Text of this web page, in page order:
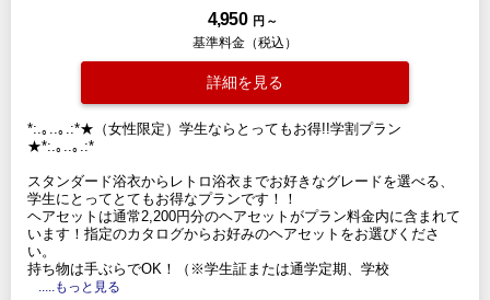
4,950 円 ～
基準料金（税込）
詳細を見る
*:.｡..｡.:*★（女性限定）学生ならとってもお得!!学割プラン
★*:.｡..｡.:*
スタンダード浴衣からレトロ浴衣までお好きなグレードを選べる、
学生にとってとてもお得なプランです！！
ヘアセットは通常2,200円分のヘアセットがプラン料金内に含まれて
います！指定のカタログからお好みのヘアセットをお選びくださ
い。
持ち物は手ぶらでOK！（※学生証または通学定期、学校
.....もっと見る